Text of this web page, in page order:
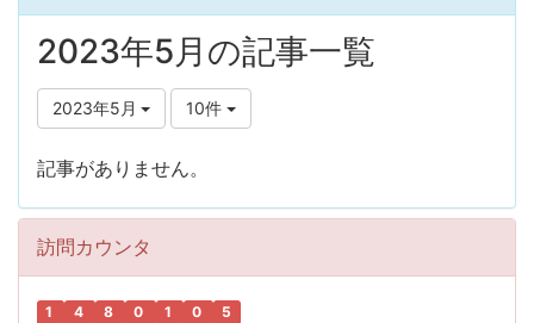
2023年5月の記事一覧
2023年5月 10件
記事がありません。
訪問カウンタ
1 4 8 0 1 0 5